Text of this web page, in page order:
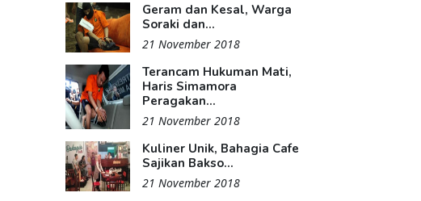
Geram dan Kesal, Warga
Soraki dan...
21 November 2018
Terancam Hukuman Mati,
Haris Simamora
Peragakan...
21 November 2018
Kuliner Unik, Bahagia Cafe
Sajikan Bakso...
21 November 2018